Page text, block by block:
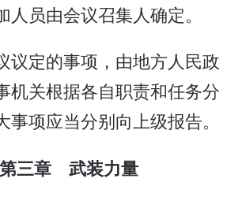
人员由会议召集人确定。
议定的事项，由地方人民政
机关根据各自职责和任务分
事项应当分别向上级报告。
第三章 武装力量